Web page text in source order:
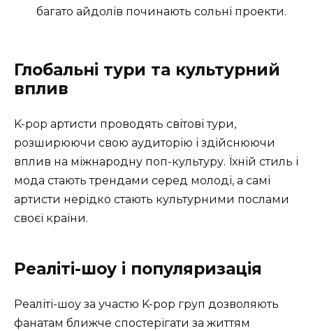
багато айдолів починають сольні проекти.
Глобальні тури та культурний
вплив
K-pop артисти проводять світові тури,
розширюючи свою аудиторію і здійснюючи
вплив на міжнародну поп-культуру. Їхній стиль і
мода стають трендами серед молоді, а самі
артисти нерідко стають культурними послами
своєї країни.
Реаліті-шоу і популяризація
Реаліті-шоу за участю K-pop груп дозволяють
фанатам ближче спостерігати за життям